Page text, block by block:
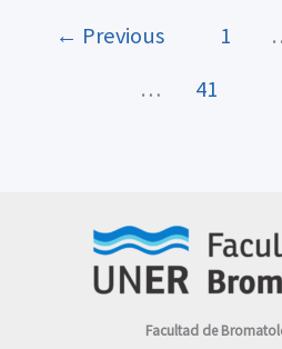
← Previous 1
…
41
Facultad de